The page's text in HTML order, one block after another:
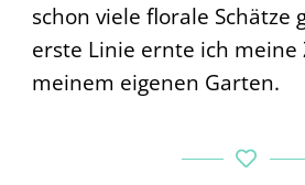
schon viele florale Schätze
erste Linie ernte ich
meinem eigenen Garten.